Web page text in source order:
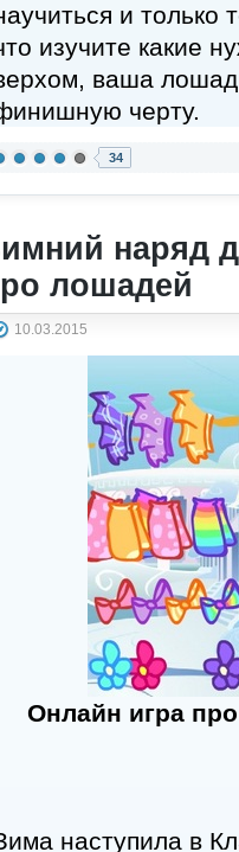
и только
изучите какие
ваша
черту.
34
наряд
лошадей
10.03.2015
Онлайн игра
наступила в